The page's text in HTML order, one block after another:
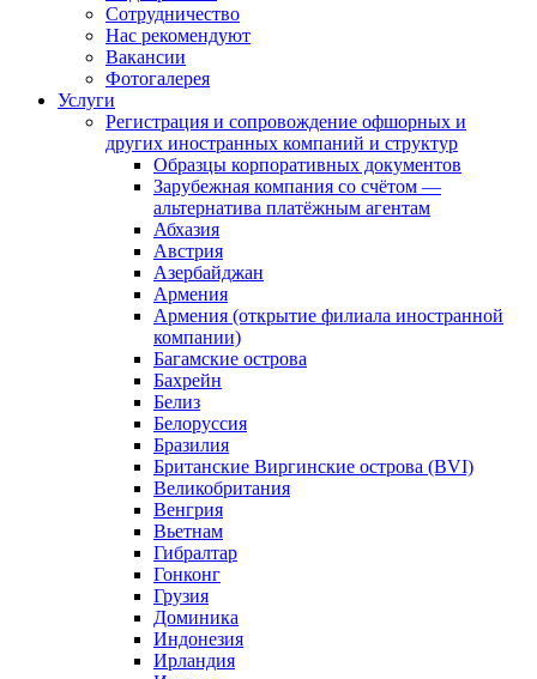
Сотрудничество
Нас рекомендуют
Вакансии
Фотогалерея
Услуги
Регистрация и сопровождение офшорных и
других иностранных компаний и структур
Образцы корпоративных документов
Зарубежная компания со счётом —
альтернатива платёжным агентам
Абхазия
Австрия
Азербайджан
Армения
Армения (открытие филиала иностранной
компании)
Багамские острова
Бахрейн
Белиз
Белоруссия
Бразилия
Британские Виргинские острова (BVI)
Великобритания
Венгрия
Вьетнам
Гибралтар
Гонконг
Грузия
Доминика
Индонезия
Ирландия